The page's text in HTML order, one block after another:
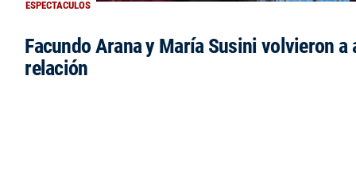
ESPECTACULOS
Facundo Arana y María Susini volvieron a
relación